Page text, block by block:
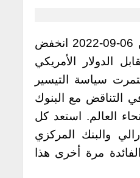
تراجعت تداولات الين 06-09-2022 انخفض
الدولار الأمريكي
سياسة التيسير
التناقض مع البنوك
العالم. استعد كل
والبنك المركزي
مرة أخرى هذا